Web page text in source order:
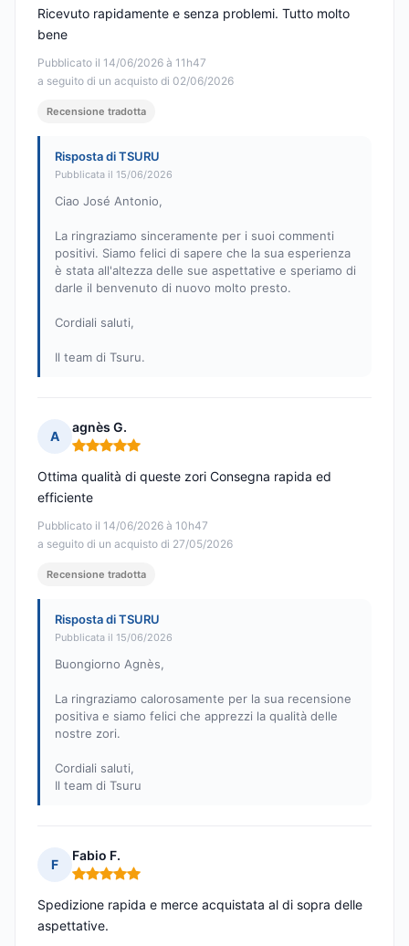
Pubblicato il 14/06/2026 à 11h47
a seguito di un acquisto di 02/06/2026
Ricevuto rapidamente e senza problemi. Tutto molto
bene
Recensione tradotta
Risposta di TSURU
Pubblicata il 15/06/2026
Ciao José Antonio,
La ringraziamo sinceramente per i suoi commenti
positivi. Siamo felici di sapere che la sua esperienza
è stata all'altezza delle sue aspettative e speriamo di
darle il benvenuto di nuovo molto presto.
Cordiali saluti,
Il team di Tsuru.
A
agnès G.
Nota: 5 su 5
Pubblicato il 14/06/2026 à 10h47
a seguito di un acquisto di 27/05/2026
Ottima qualità di queste zori Consegna rapida ed
efficiente
Recensione tradotta
Risposta di TSURU
Pubblicata il 15/06/2026
Buongiorno Agnès,
La ringraziamo calorosamente per la sua recensione
positiva e siamo felici che apprezzi la qualità delle
nostre zori.
Cordiali saluti,
Il team di Tsuru
F
Fabio F.
Nota: 5 su 5
Spedizione rapida e merce acquistata al di sopra delle
aspettative.